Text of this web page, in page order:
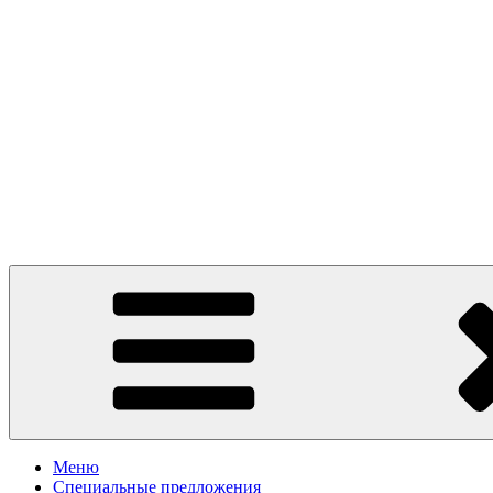
Presto Pizza Klin
маленькая Италия в Клину
Меню
Специальные предложения